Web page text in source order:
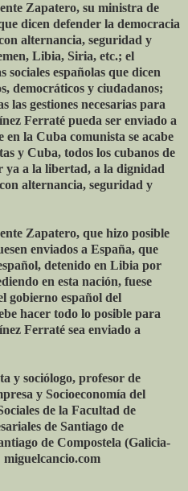
Zapatero, su ministra de
dicen defender la democracia
alternancia, seguridad y
Libia, Siria, etc.; el
sociales españolas que dicen
democráticos y ciudadanos;
las gestiones necesarias para
Ferraté pueda ser enviado a
la Cuba comunista se acabe
y Cuba, todos los cubanos de
ya a la libertad, a la dignidad
alternancia, seguridad y
Zapatero, que hizo posible
enviados a España, que
detenido en Libia por
en esta nación, fuese
gobierno español del
hacer todo lo posible para
Ferraté sea enviado a
y sociólogo, profesor de
y Socioeconomía del
de la Facultad de
de Santiago de
de Compostela (Galicia-
miguelcancio.com